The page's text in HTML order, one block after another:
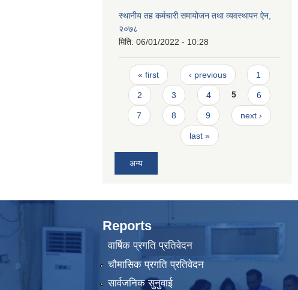
स्थानीय तह कर्मचारी समायोजन तथा व्यवस्थापन ऐन,
२०७८
मिति: 06/01/2022 - 10:28
Pages
« first ‹ previous 1
2 3 4 5 6
7 8 9 next ›
last »
अन्य
Reports
वार्षिक प्रगति प्रतिवेदन
चौमासिक प्रगति प्रतिवेदन
सार्वजनिक सुनुवाई